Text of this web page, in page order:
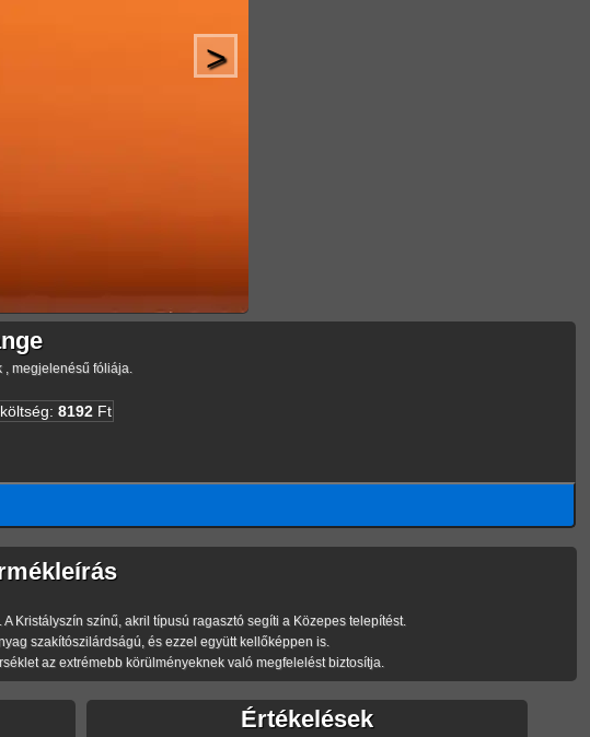
>
megjelenésű fóliája.
: 8192 Ft
Kristályszín színű, akril típusú ragasztó segíti a Közepes telepítést.
szakítószilárdságú, és ezzel együtt kellőképpen is.
az extrémebb körülményeknek való megfelelést biztosítja.
Értékelések